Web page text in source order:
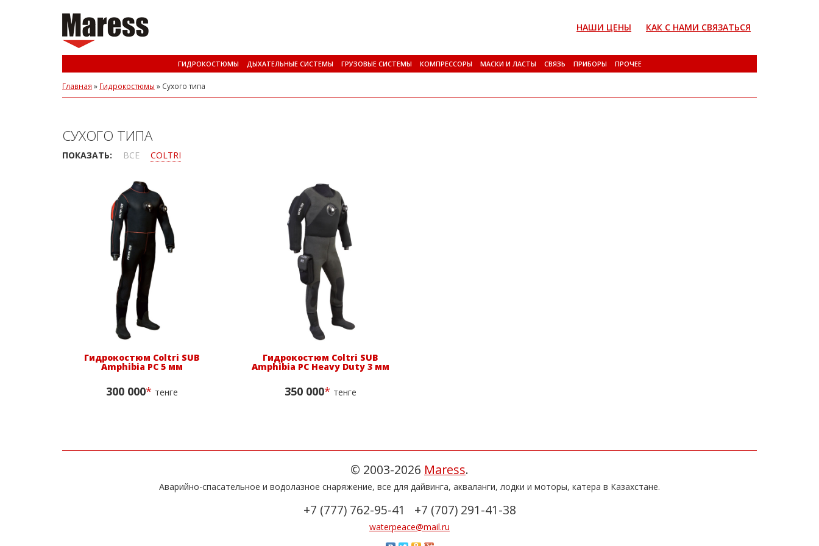
НАШИ ЦЕНЫ КАК С НАМИ СВЯЗАТЬСЯ
ГИДРОКОСТЮМЫ ДЫХАТЕЛЬНЫЕ СИСТЕМЫ ГРУЗОВЫЕ СИСТЕМЫ КОМПРЕССОРЫ МАСКИ И ЛАСТЫ СВЯЗЬ ПРИБОРЫ ПРОЧЕЕ
Главная » Гидрокостюмы » Сухого типа
СУХОГО ТИПА
ПОКАЗАТЬ: ВСЕ COLTRI
Гидрокостюм Coltri SUB
Amphibia PC 5 мм
300 000* тенге
Гидрокостюм Coltri SUB
Amphibia PC Heavy Duty 3 мм
350 000* тенге
© 2003-2026 Maress.
Аварийно-спасательное и водолазное снаряжение, все для дайвинга, акваланги, лодки и моторы, катера в Казахстане.
+7 (777) 762-95-41 +7 (707) 291-41-38
waterpeace@mail.ru